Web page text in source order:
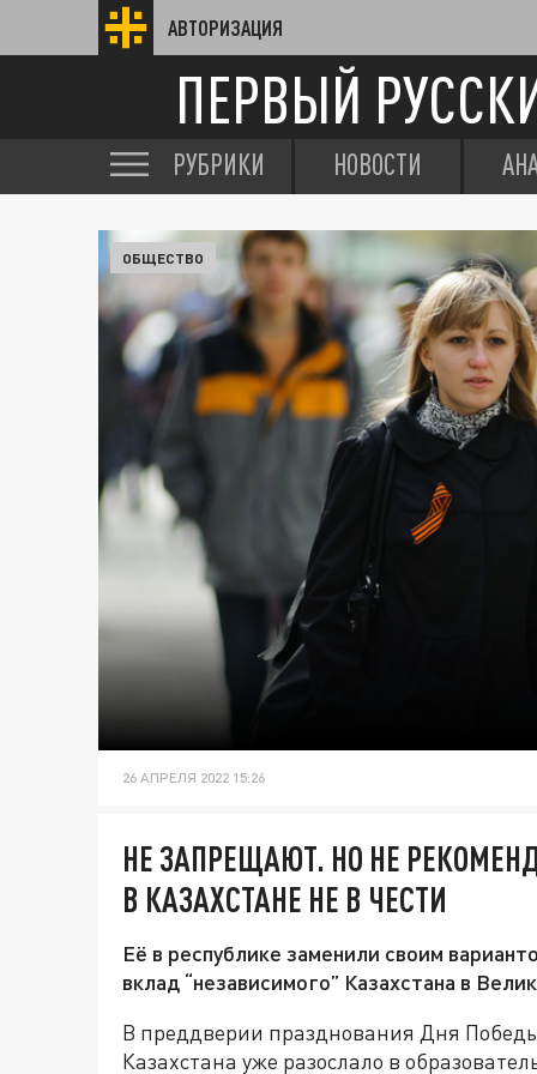
АВТОРИЗАЦИЯ
ПЕРВЫЙ
РУБРИКИ НОВОСТИ
ОБЩЕСТВО
26 АПРЕЛЯ 2022 15:26
НЕ ЗАПРЕЩАЮТ. НО НЕ
В КАЗАХСТАНЕ НЕ В ЧЕСТИ
Её в республике заменили своим
вклад “независимого” Казахстана в
В преддверии празднования Дня
Казахстана уже разослало в